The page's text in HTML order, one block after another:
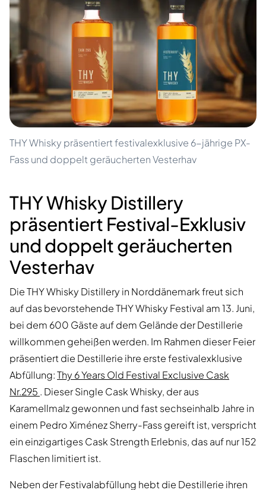
THY Whisky präsentiert festivalexklusive 6-jährige PX-
Fass und doppelt geräucherten Vesterhav
THY Whisky Distillery
präsentiert Festival-Exklusiv
und doppelt geräucherten
Vesterhav
Die THY Whisky Distillery in Norddänemark freut sich
auf das bevorstehende THY Whisky Festival am 13. Juni,
bei dem 600 Gäste auf dem Gelände der Destillerie
willkommen geheißen werden. Im Rahmen dieser Feier
präsentiert die Destillerie ihre erste festivalexklusive
Abfüllung:Thy 6 Years Old Festival Exclusive Cask
Nr.295 . Dieser Single Cask Whisky, der aus
Karamellmalz gewonnen und fast sechseinhalb Jahre in
einem Pedro Ximénez Sherry-Fass gereift ist, verspricht
ein einzigartiges Cask Strength Erlebnis, das auf nur 152
Flaschen limitiert ist.
Neben der Festivalabfüllung hebt die Destillerie ihren